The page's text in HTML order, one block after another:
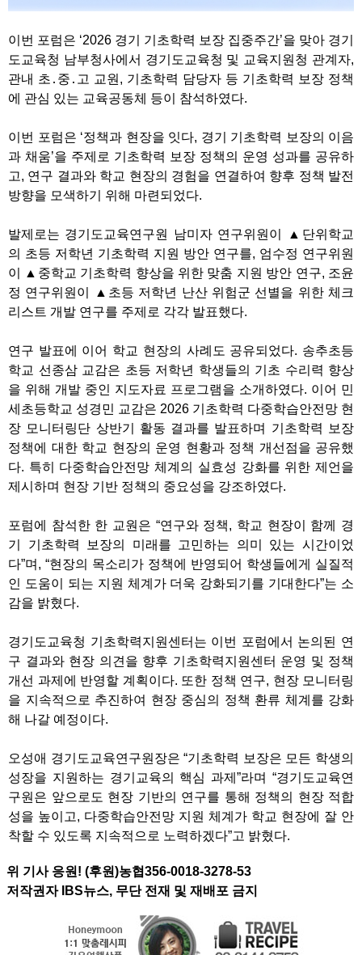
이번 포럼은 ‘2026 경기 기초학력 보장 집중주간’을 맞아 경기
도교육청 남부청사에서 경기도교육청 및 교육지원청 관계자,
관내 초․중․고 교원, 기초학력 담당자 등 기초학력 보장 정책
에 관심 있는 교육공동체 등이 참석하였다.
이번 포럼은 ‘정책과 현장을 잇다, 경기 기초학력 보장의 이음
과 채움’을 주제로 기초학력 보장 정책의 운영 성과를 공유하
고, 연구 결과와 학교 현장의 경험을 연결하여 향후 정책 발전
방향을 모색하기 위해 마련되었다.
발제로는 경기도교육연구원 남미자 연구위원이 ▲단위학교
의 초등 저학년 기초학력 지원 방안 연구를, 엄수정 연구위원
이 ▲중학교 기초학력 향상을 위한 맞춤 지원 방안 연구, 조윤
정 연구위원이 ▲초등 저학년 난산 위험군 선별을 위한 체크
리스트 개발 연구를 주제로 각각 발표했다.
연구 발표에 이어 학교 현장의 사례도 공유되었다. 송추초등
학교 선종삼 교감은 초등 저학년 학생들의 기초 수리력 향상
을 위해 개발 중인 지도자료 프로그램을 소개하였다. 이어 민
세초등학교 성경민 교감은 2026 기초학력 다중학습안전망 현
장 모니터링단 상반기 활동 결과를 발표하며 기초학력 보장
정책에 대한 학교 현장의 운영 현황과 정책 개선점을 공유했
다. 특히 다중학습안전망 체계의 실효성 강화를 위한 제언을
제시하며 현장 기반 정책의 중요성을 강조하였다.
포럼에 참석한 한 교원은 “연구와 정책, 학교 현장이 함께 경
기 기초학력 보장의 미래를 고민하는 의미 있는 시간이었
다”며, “현장의 목소리가 정책에 반영되어 학생들에게 실질적
인 도움이 되는 지원 체계가 더욱 강화되기를 기대한다”는 소
감을 밝혔다.
경기도교육청 기초학력지원센터는 이번 포럼에서 논의된 연
구 결과와 현장 의견을 향후 기초학력지원센터 운영 및 정책
개선 과제에 반영할 계획이다. 또한 정책 연구, 현장 모니터링
을 지속적으로 추진하여 현장 중심의 정책 환류 체계를 강화
해 나갈 예정이다.
오성애 경기도교육연구원장은 “기초학력 보장은 모든 학생의
성장을 지원하는 경기교육의 핵심 과제”라며 “경기도교육연
구원은 앞으로도 현장 기반의 연구를 통해 정책의 현장 적합
성을 높이고, 다중학습안전망 지원 체계가 학교 현장에 잘 안
착할 수 있도록 지속적으로 노력하겠다”고 밝혔다.
위 기사 응원! (후원)농협356-0018-3278-53
저작권자 IBS뉴스, 무단 전재 및 재배포 금지